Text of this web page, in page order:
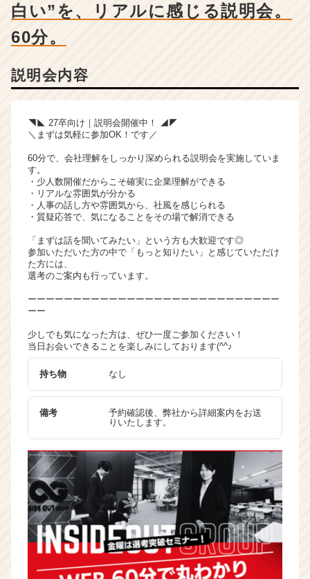
企
業
が
届
活
サ
イ
ト
チ
ア
ャ
リ
h
e
e
C
a
r
e
白い”を、リアルに感じる説明会。
60分。
説明会内容
◥◣ 27卒向け｜説明会開催中！ ◢◤
＼まずは気軽に参加OK！です／
60分で、会社理解をしっかり深められる説明会を実施していま
す。
・少人数開催だからこそ確実に企業理解ができる
・リアルな雰囲気が分かる
・人事の話し方や雰囲気から、社風を感じられる
・質疑応答で、気になることをその場で解消できる
「まずは話を聞いてみたい」という方も大歓迎です◎
参加いただいた方の中で「もっと知りたい」と感じていただけ
た方には、
選考のご案内も行っています。
ーーーーーーーーーーーーーーーーーーーーーーーーーーーー
ーー
少しでも気になった方は、ぜひ一度ご参加ください！
当日お会いできることを楽しみにしております(^^♪
持ち物 なし
備考
予約確認後、弊社から詳細案内をお送
りいたします。